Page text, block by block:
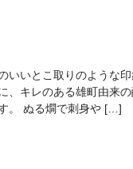
いいとこ取りのような
、キレのある雄町由来
。 ぬる燗で刺身や […]